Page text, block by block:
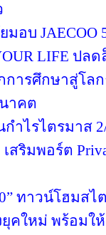
มอบ
LIFE ปล
ารศึกษาสู่โลก
าคต
กำไรไตรมาส
ริมพอร์ต
ทาวน์โฮมส
ใหม่ พร้อมให้